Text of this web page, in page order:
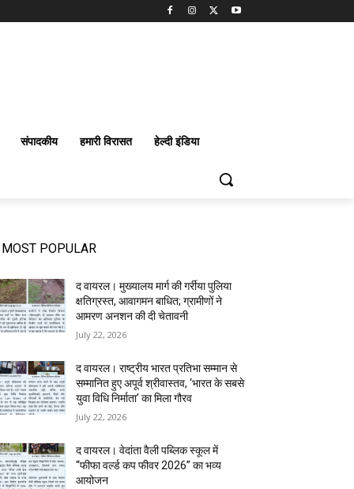
संपादकीय हमारी विरासत हेल्दी इंडिया
MOST POPULAR
द वायरल। मुख्यालय मार्ग की गर्रीया पुलिया
क्षतिग्रस्त, आवागमन बाधित; ग्रामीणों ने
आमरण अनशन की दी चेतावनी
July 22, 2026
द वायरल। राष्ट्रीय भारत प्रतिभा सम्मान से
सम्मानित हुए अपूर्व श्रीवास्तव, ‘भारत के सबसे
युवा विधि निर्माता’ का मिला गौरव
July 22, 2026
द वायरल। वेदांता वैली पब्लिक स्कूल में
“फीफा वर्ल्ड कप फीवर 2026” का भव्य
आयोजन